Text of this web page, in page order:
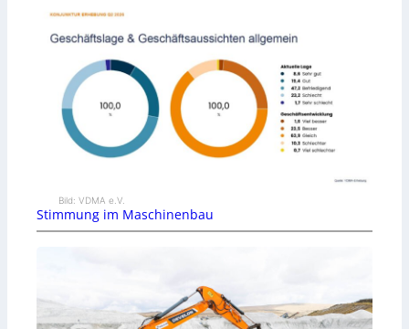
Bild: VDMA e.V.
Stimmung im Maschinenbau